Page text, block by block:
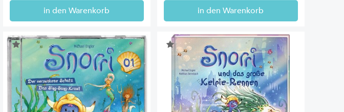
in den Warenkorb in den Warenkorb